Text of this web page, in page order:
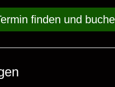
finden und